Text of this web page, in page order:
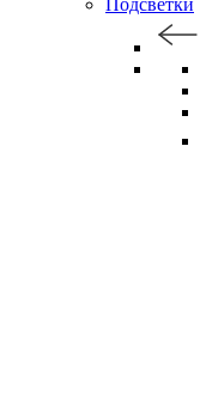
Подсветки